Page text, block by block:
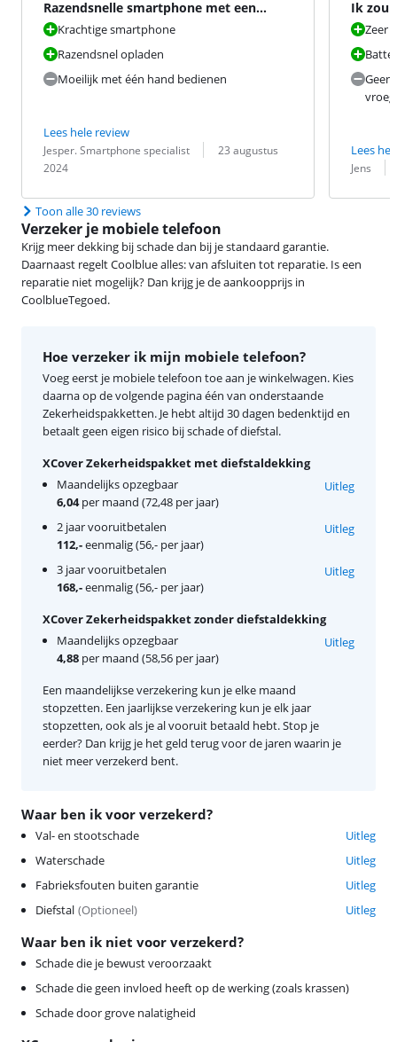
Razendsnelle smartphone met een
lange batterijduur
Krachtige smartphone
Razendsnel opladen
Moeilijk met één hand bedienen
Lees hele review
Beoordeling door:
Jesper. Smartphone specialist
Datum:
23 augustus
2024
Ik zou
Zeer
Geen
Lees
Jens
Datum:
Toon alle 30 reviews
Verzeker je mobiele telefoon
Krijg meer dekking bij schade dan bij je standaard garantie.
Daarnaast regelt Coolblue alles: van afsluiten tot reparatie. Is een
reparatie niet mogelijk? Dan krijg je de aankoopprijs in
CoolblueTegoed.
Waar ben ik voor verzekerd?
Val- en stootschade
Uitleg
Waterschade
Uitleg
Fabrieksfouten buiten garantie
Uitleg
Diefstal (Optioneel) Uitleg
Waar ben ik niet voor verzekerd?
Schade die je bewust veroorzaakt
Schade die geen invloed heeft op de werking (zoals krassen)
Schade door grove nalatigheid
Hoe verzeker ik mijn mobiele telefoon?
Voeg eerst je mobiele telefoon toe aan je winkelwagen. Kies
daarna op de volgende pagina één van onderstaande
Zekerheidspakketten. Je hebt altijd 30 dagen bedenktijd en
betaalt geen eigen risico bij schade of diefstal.
XCover Zekerheidspakket met diefstaldekking
Maandelijks opzegbaar
6,04per maand (72,48 per jaar)
Uitleg
2 jaar vooruitbetalen
112,-eenmalig (56,- per jaar)
Uitleg
3 jaar vooruitbetalen
168,-eenmalig (56,- per jaar)
Uitleg
XCover Zekerheidspakket zonder diefstaldekking
Maandelijks opzegbaar
4,88 per maand (58,56 per jaar)
Uitleg
Een maandelijkse verzekering kun je elke maand
stopzetten. Een jaarlijkse verzekering kun je elk jaar
stopzetten, ook als je al vooruit betaald hebt. Stop je
eerder? Dan krijg je het geld terug voor de jaren waarin je
niet meer verzekerd bent.